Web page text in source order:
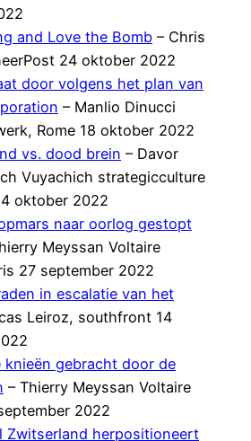
and Love the Bomb – Chris
24 oktober 2022
door volgens het plan van
– Manlio Dinucci
Rome 18 oktober 2022
vs. dood brein – Davor
Vuyachich strategicculture
oktober 2022
naar oorlog gestopt
Meyssan Voltaire
27 september 2022
in escalatie van het
Leiroz, southfront 14
knieën gebracht door de
– Thierry Meyssan Voltaire
2022
Zwitserland herpositioneert